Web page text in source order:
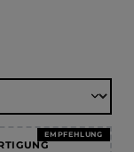
EMPFEHLUNG